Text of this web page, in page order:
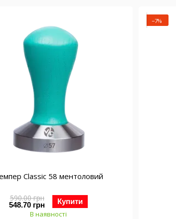
Classic 58 ментоловий
590.00 грн
548.70 грн Купити
В наявності
−7%